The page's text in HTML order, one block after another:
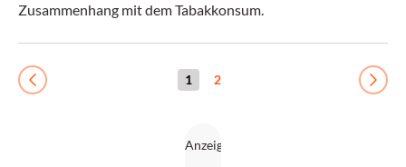
Zusammenhang mit dem Tabakkonsum.
Previous 1 2 Next